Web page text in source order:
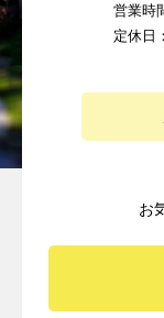
営業時
定休日
お